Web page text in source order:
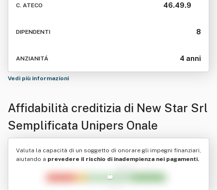
C. ATECO 46.49.9
DIPENDENTI 8
ANZIANITÁ 4 anni
Vedi più informazioni
Affidabilità creditizia di New Star Srl
Semplificata Unipers Onale
Valuta la capacità di un soggetto di onorare gli impegni finanziari,
aiutando a prevedere il rischio di inadempienza nei pagamenti.